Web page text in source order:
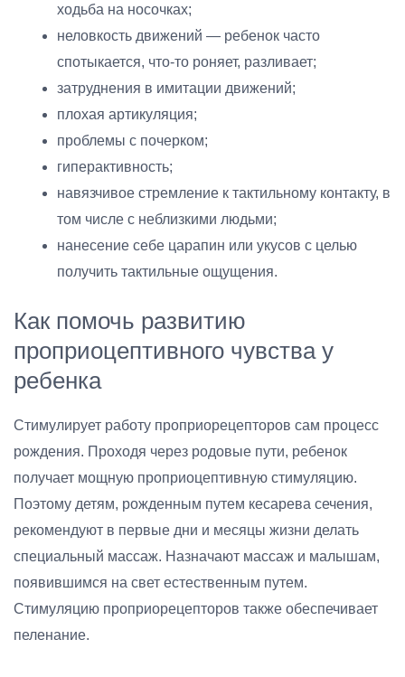
ходьба на носочках;
неловкость движений — ребенок часто
спотыкается, что-то роняет, разливает;
затруднения в имитации движений;
плохая артикуляция;
проблемы с почерком;
гиперактивность;
навязчивое стремление к тактильному контакту, в
том числе с неблизкими людьми;
нанесение себе царапин или укусов с целью
получить тактильные ощущения.
Как помочь развитию
проприоцептивного чувства у
ребенка
Стимулирует работу проприорецепторов сам процесс
рождения. Проходя через родовые пути, ребенок
получает мощную проприоцептивную стимуляцию.
Поэтому детям, рожденным путем кесарева сечения,
рекомендуют в первые дни и месяцы жизни делать
специальный массаж. Назначают массаж и малышам,
появившимся на свет естественным путем.
Стимуляцию проприорецепторов также обеспечивает
пеленание.